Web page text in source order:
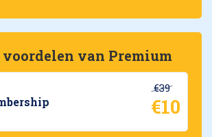
voordelen van Premium
€39
€10